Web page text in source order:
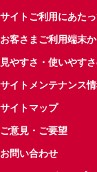
サイトご利用にあた
お客さまご利用端末
見やすさ・使いやす
サイトメンテナンス
サイトマップ
ご意見・ご要望
お問い合わせ